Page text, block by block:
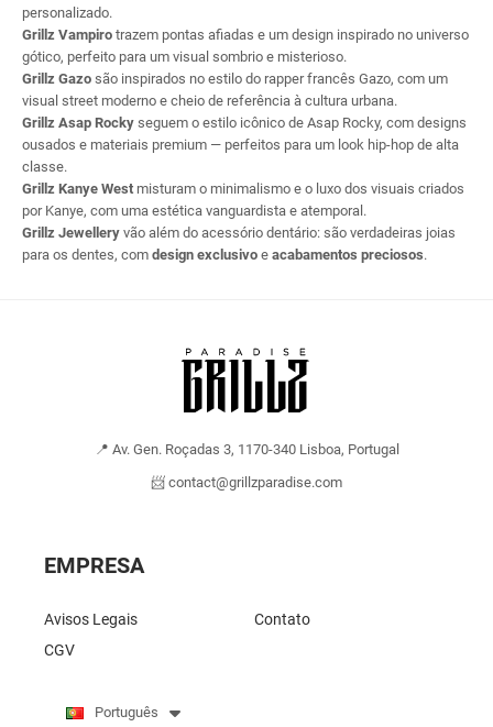
personalizado.
Grillz Vampiro trazem pontas afiadas e um design inspirado no universo
gótico, perfeito para um visual sombrio e misterioso.
Grillz Gazo são inspirados no estilo do rapper francês Gazo, com um
visual street moderno e cheio de referência à cultura urbana.
Grillz Asap Rocky seguem o estilo icônico de Asap Rocky, com designs
ousados e materiais premium — perfeitos para um look hip-hop de alta
classe.
Grillz Kanye West misturam o minimalismo e o luxo dos visuais criados
por Kanye, com uma estética vanguardista e atemporal.
Grillz Jewellery vão além do acessório dentário: são verdadeiras joias
para os dentes, com design exclusivo e acabamentos preciosos.
📍 Av. Gen. Roçadas 3, 1170-340 Lisboa, Portugal
📨 contact@grillzparadise.com
EMPRESA
Avisos Legais
CGV
Contato
Português